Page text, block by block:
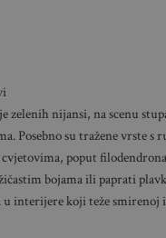
zelenih nijansi, na scenu
Posebno su tražene vrste s
poput filodendrona
bojama ili paprati
u interijere koji teže smirenoj